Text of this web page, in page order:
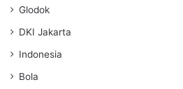
Glodok
DKI Jakarta
Indonesia
Bola